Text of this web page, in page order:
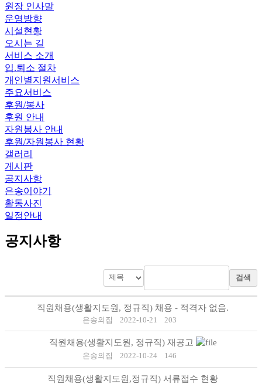
원장 인사말
운영방향
시설현황
오시는 길
서비스 소개
입.퇴소 절차
개인별지원서비스
주요서비스
후원/봉사
후원 안내
자원봉사 안내
후원/자원봉사 현황
갤러리
게시판
공지사항
은송이야기
활동사진
일정안내
공지사항
검색
직원채용(생활지도원, 정규직) 채용 - 적격자 없음.
은송의집 2022-10-21 203
직원채용(생활지도원, 정규직) 재공고
은송의집 2022-10-24 146
직원채용(생활지도원,정규직) 서류접수 현황